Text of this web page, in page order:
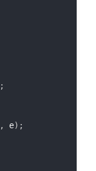
;
, e) ;